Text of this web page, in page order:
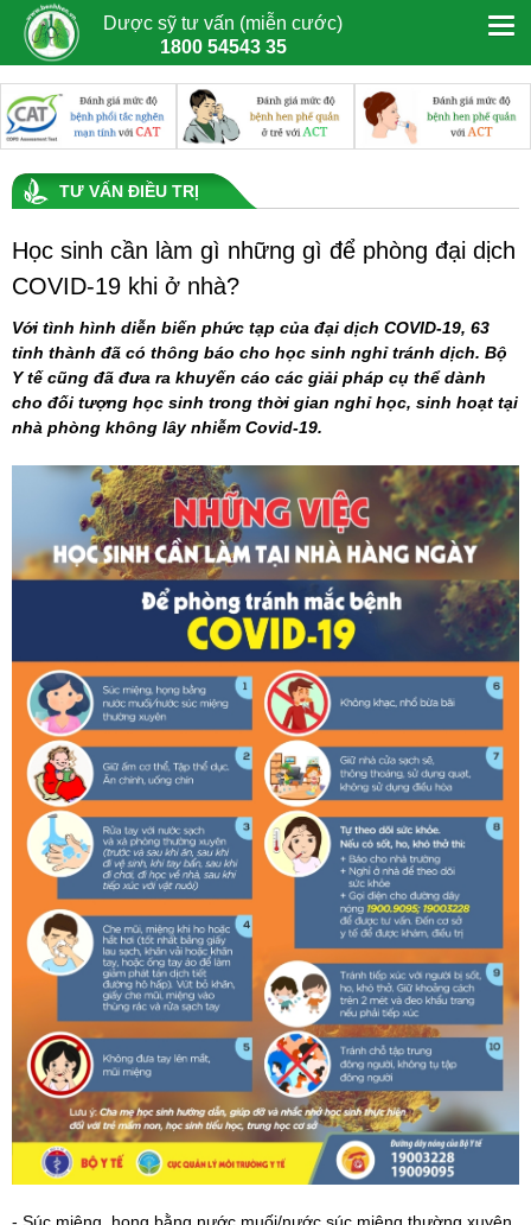
Dược sỹ tư vấn (miễn cước)
1800 54543 35
TƯ VẤN ĐIỀU TRỊ
Học sinh cần làm gì những gì để phòng đại dịch
COVID-19 khi ở nhà?
Với tình hình diễn biến phức tạp của đại dịch COVID-19, 63
tỉnh thành đã có thông báo cho học sinh nghỉ tránh dịch. Bộ
Y tế cũng đã đưa ra khuyến cáo các giải pháp cụ thể dành
cho đối tượng học sinh trong thời gian nghỉ học, sinh hoạt tại
nhà phòng không lây nhiễm Covid-19.
- Súc miệng, họng bằng nước muối/nước súc miệng thường xuyên.